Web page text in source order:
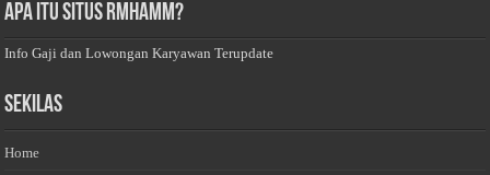
Apa Itu Situs Rmhamm?
Info Gaji dan Lowongan Karyawan Terupdate
Sekilas
Home